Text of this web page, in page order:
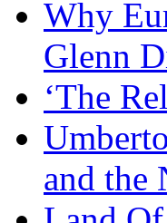
Why
Glenn
‘The
and the